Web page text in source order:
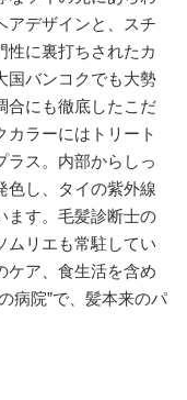
アデザインと、スチ
性に裏打ちされたカ
国バンコクでも大勢
合にも徹底したこだ
カラーにはトリート
ラス。内部からしっ
色し、タイの紫外線
ます。毛髪診断士の
ムリエも常駐してい
ケア、食生活を含め
病院”で、髪本来のパ